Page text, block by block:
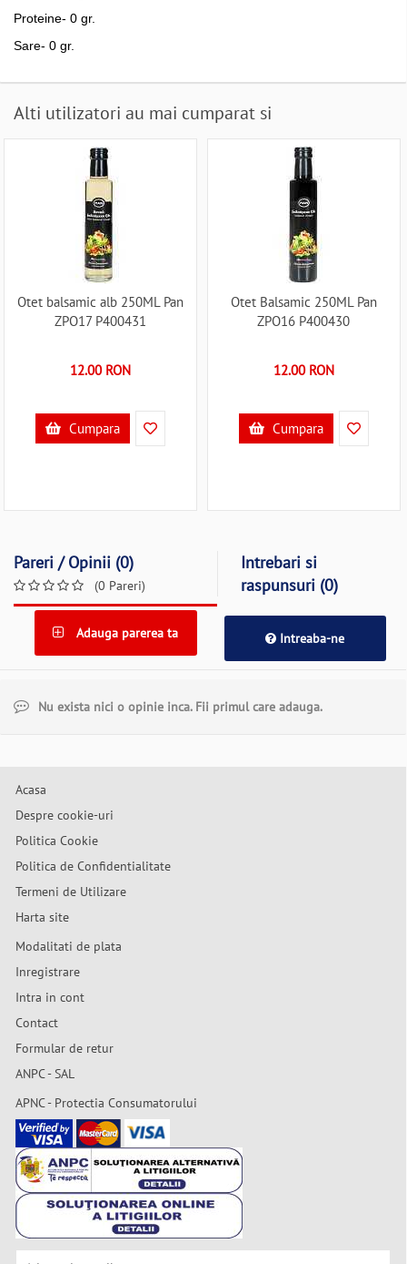
Proteine- 0 gr.
Sare- 0 gr.
Alti utilizatori au mai cumparat si
Otet balsamic alb 250ML Pan
ZPO17 P400431
12.00 RON
Cumpara
Otet Balsamic 250ML Pan
ZPO16 P400430
12.00 RON
Cumpara
Pareri / Opinii (0)
(0 Pareri)
Intrebari si
raspunsuri (0)
Adauga parerea ta Intreaba-ne
Nu exista nici o opinie inca. Fii primul care adauga.
Acasa
Despre cookie-uri
Politica Cookie
Politica de Confidentialitate
Termeni de Utilizare
Harta site
Modalitati de plata
Inregistrare
Intra in cont
Contact
Formular de retur
ANPC - SAL
APNC - Protectia Consumatorului